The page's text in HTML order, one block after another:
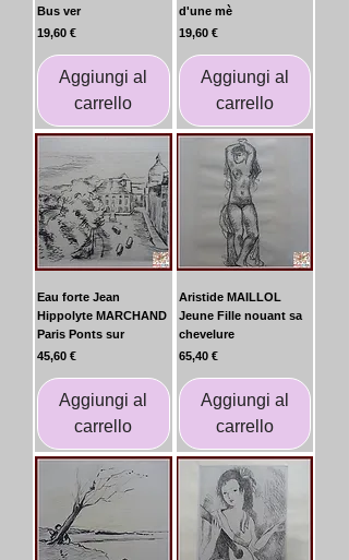
Bus ver
Prezzo
19,60 €
Aggiungi al
carrello
d'une mè
Prezzo
19,60 €
Aggiungi al
carrello
Eau forte Jean
Hippolyte MARCHAND
Paris Ponts sur
Prezzo
45,60 €
Aggiungi al
carrello
Aristide MAILLOL
Jeune Fille nouant sa
chevelure
Prezzo
65,40 €
Aggiungi al
carrello